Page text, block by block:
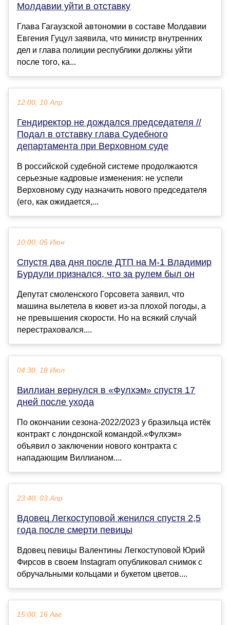
Молдавии уйти в отставку
Глава Гагаузской автономии в составе Молдавии
Евгения Гуцул заявила, что министр внутренних
дел и глава полиции республики должны уйти
после того, ка...
12:00, 10 Апр
Гендиректор не дождался председателя //
Подал в отставку глава Судебного
департамента при Верховном суде
В российской судебной системе продолжаются
серьезные кадровые изменения: не успели
Верховному суду назначить нового председателя
(его, как ожидается,...
10:00, 05 Июн
Спустя два дня после ДТП на М-1 Владимир
Бурдули признался, что за рулем был он
Депутат смоленского Горсовета заявил, что
машина вылетела в кювет из-за плохой погоды, а
не превышения скорости. Но на всякий случай
перестраховался....
04:30, 18 Июл
Виллиан вернулся в «Фулхэм» спустя 17
дней после ухода
По окончании сезона-2022/2023 у бразильца истёк
контракт с лондонской командой.«Фулхэм»
объявил о заключении нового контракта с
нападающим Виллианом....
23:40, 03 Апр
Вдовец Легкоступовой женился спустя 2,5
года после смерти певицы
Вдовец певицы Валентины Легкоступовой Юрий
Фирсов в своем Instagram опубликовал снимок с
обручальными кольцами и букетом цветов....
15:00, 16 Авг